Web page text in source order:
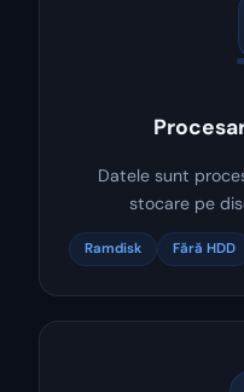
Datele sunt
stocare pe
Ramdisk Fără HDD